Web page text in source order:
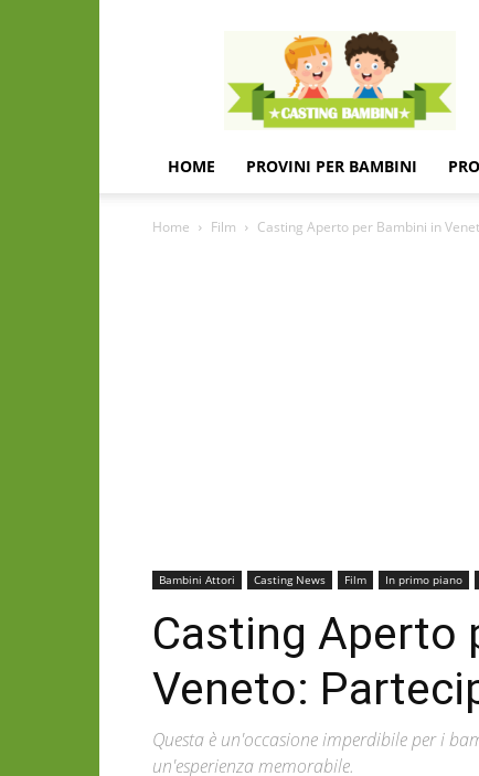
Casting
e
provini
per
bambini
e
HOME PROVINI PER BAMBINI
Home Film Casting Aperto per Bambini in
Bambini Attori Casting News Film In primo piano
Casting Aperto
Veneto:
Questa è un'occasione imperdibile per i
un'esperienza memorabile.